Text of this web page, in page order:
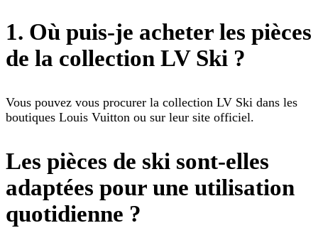
1. Où puis-je acheter les pièces
de la collection LV Ski ?
Vous pouvez vous procurer la collection LV Ski dans les
boutiques Louis Vuitton ou sur leur site officiel.
Les pièces de ski sont-elles
adaptées pour une utilisation
quotidienne ?